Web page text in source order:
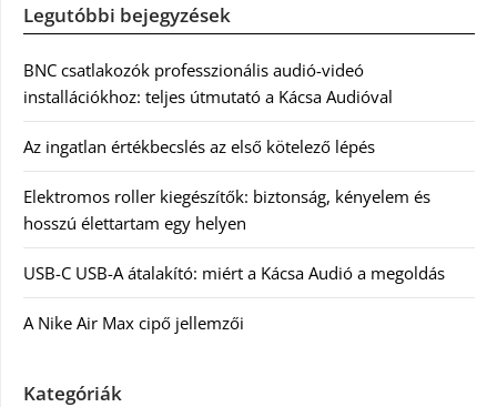
Legutóbbi bejegyzések
BNC csatlakozók professzionális audió-videó
installációkhoz: teljes útmutató a Kácsa Audióval
Az ingatlan értékbecslés az első kötelező lépés
Elektromos roller kiegészítők: biztonság, kényelem és
hosszú élettartam egy helyen
USB-C USB-A átalakító: miért a Kácsa Audió a megoldás
A Nike Air Max cipő jellemzői
Kategóriák